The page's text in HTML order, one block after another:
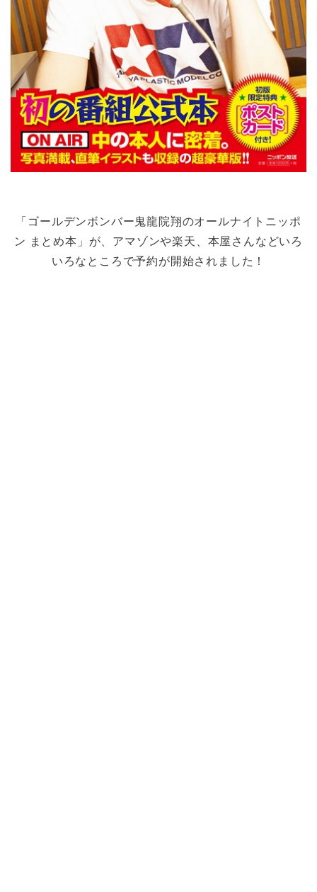
「ゴールデンボンバー鬼龍院翔のオールナイトニッポ
ン まとめ本」が、アマゾンや楽天、本屋さんなどいろ
いろなところで予約が開始されました！